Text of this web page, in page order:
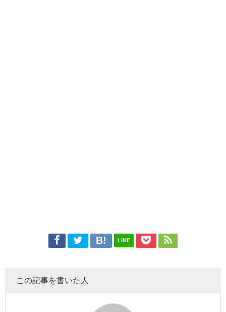
LINE
この記事を書いた人